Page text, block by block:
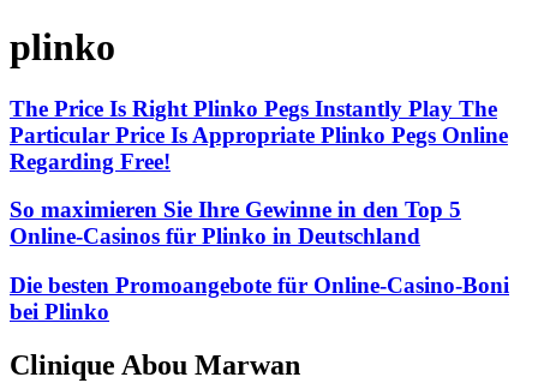
plinko
The Price Is Right Plinko Pegs Instantly Play The
Particular Price Is Appropriate Plinko Pegs Online
Regarding Free!
So maximieren Sie Ihre Gewinne in den Top 5
Online-Casinos für Plinko in Deutschland
Die besten Promoangebote für Online-Casino-Boni
bei Plinko
Clinique Abou Marwan